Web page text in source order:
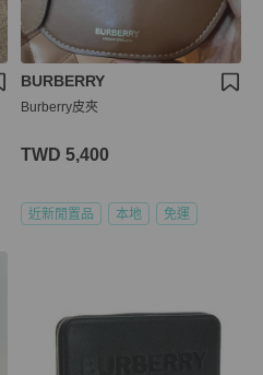
BURBERRY
Burberry皮夾
TWD 5,400
近新閒置品 本地 免運